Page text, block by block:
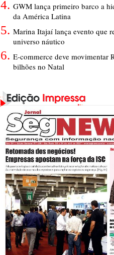
GWM lança primeiro barco a
da América Latina
Marina Itajaí lança evento que
universo náutico
E-commerce deve movimentar
bilhões no Natal